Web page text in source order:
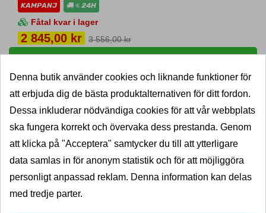
KAMPANJ 24H
Fåtal kvar i lager
Pris
2 845,00 kr 3 556,00 kr
thule-squarebar-116010-11026144
24H
Denna butik använder cookies och liknande funktioner för
att erbjuda dig de bästa produktalternativen för ditt fordon.
Dessa inkluderar nödvändiga cookies för att vår webbplats
ska fungera korrekt och övervaka dess prestanda. Genom
att klicka på "Acceptera" samtycker du till att ytterligare
data samlas in för anonym statistik och för att möjliggöra
personligt anpassad reklam. Denna information kan delas
med tredje parter.